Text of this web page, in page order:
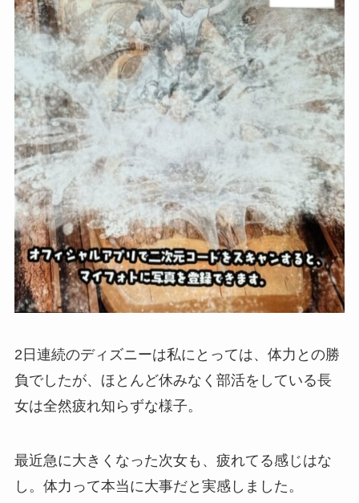
2日連続のディズニーは私にとっては、体力との勝
負でしたが、ほとんど休みなく部活をしている長
女は全然疲れ知らずな様子。
最近急に大きくなった次女も、疲れてる感じはな
し。体力って本当に大事だと実感しました。